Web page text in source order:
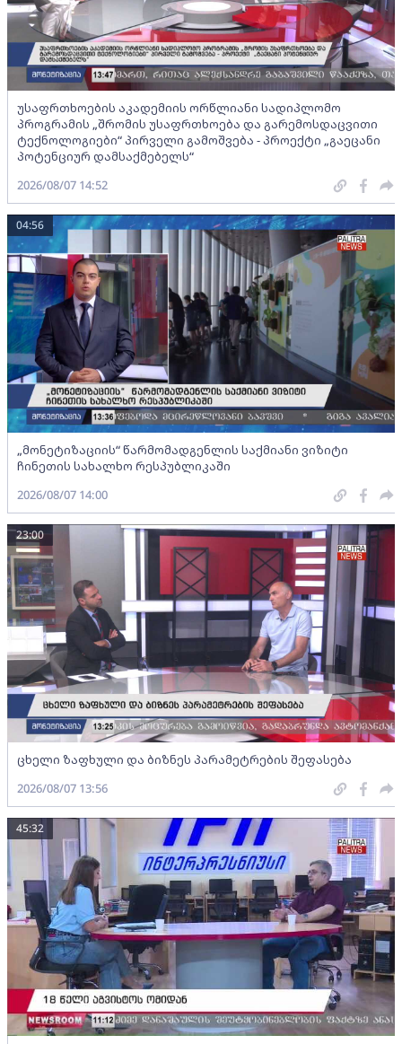
უსაფრთხოების აკადემიის ორწლიანი სადიპლომო
პროგრამის „შრომის უსაფრთხოება და გარემოსდაცვითი
ტექნოლოგიები“ პირველი გამოშვება - პროექტი „გაეცანი
პოტენციურ დამსაქმებელს“
2026/08/07 14:52
„მონეტიზაციის“ წარმომადგენლის საქმიანი ვიზიტი
ჩინეთის სახალხო რესპუბლიკაში
04:56
2026/08/07 14:00
ცხელი ზაფხული და ბიზნეს პარამეტრების შეფასება
23:00
2026/08/07 13:56
45:32